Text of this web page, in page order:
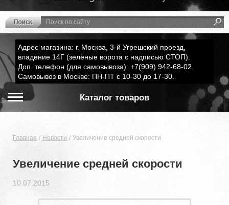
Адрес магазина: г. Москва, 3-й Угрешский проезд,
владение 14Г (зелёные ворота с надписью СТОП).
Доп. телефон (для самовывоза): +7(909) 942-68-02.
Самовывоз в Москве: ПН-ПТ с 10-30 до 17-30.
Каталог товаров
Главная Новости Увеличение средней скорости
Увеличение средней скорости
10.07.2015